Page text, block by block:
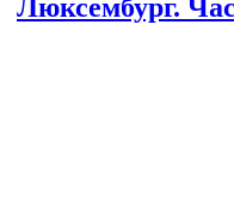
Люксембург.